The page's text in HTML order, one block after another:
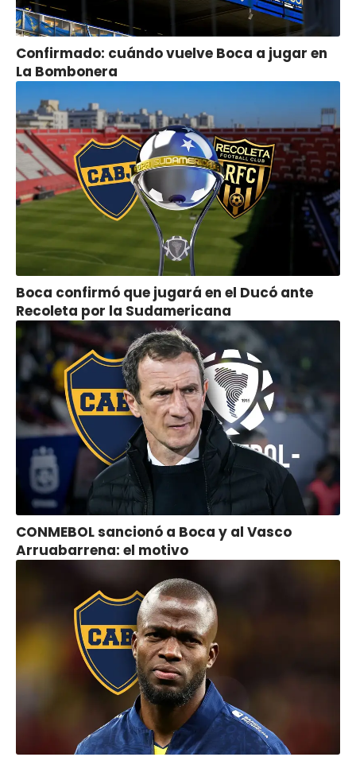
Confirmado: cuándo vuelve Boca a jugar en
La Bombonera
Boca confirmó que jugará en el Ducó ante
Recoleta por la Sudamericana
CONMEBOL sancionó a Boca y al Vasco
Arruabarrena: el motivo